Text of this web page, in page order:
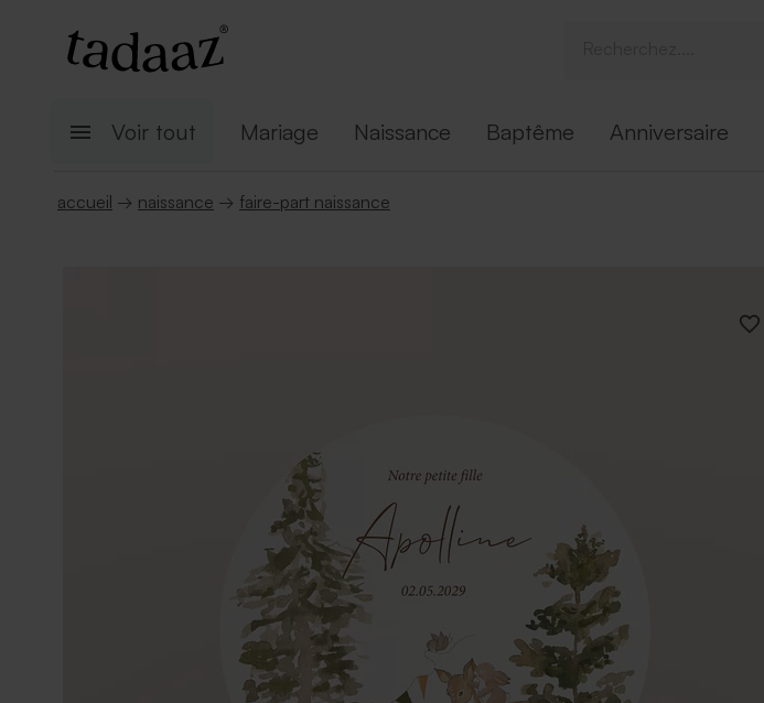
Voir tout Mariage Naissance Baptême Anniversaire
accueil → naissance → faire-part naissance